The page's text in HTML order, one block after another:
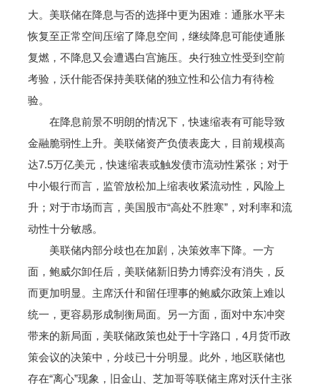
大。美联储在降息与否的选择中更为困难：通胀水平未
恢复至正常空间压缩了降息空间，继续降息可能使通胀
复燃，不降息又会遭遇白宫施压。央行独立性受到空前
考验，沃什能否保持美联储的独立性和公信力有待检
验。
在降息前景不明朗的情况下，快速缩表有可能导致
金融脆弱性上升。美联储资产负债表庞大，目前规模高
达7.5万亿美元，快速缩表或触发债市流动性紧张；对于
中小银行而言，监管放松加上缩表收紧流动性，风险上
升；对于市场而言，美国股市“高处不胜寒”，对利率和流
动性十分敏感。
美联储内部分歧也在加剧，决策效率下降。一方
面，鲍威尔卸任后，美联储新旧势力博弈没有消失，反
而更加明显。主席沃什和留任理事的鲍威尔政策上难以
统一，更容易形成制衡局面。另一方面，面对中东冲突
带来的新局面，美联储政策也处于十字路口，4月货币政
策会议的决策中，分歧已十分明显。此外，地区联储也
存在“离心”现象，旧金山、芝加哥等联储主席对沃什主张